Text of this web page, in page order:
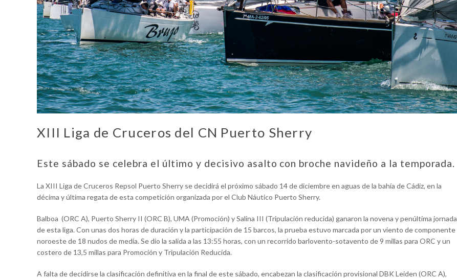
XIII Liga de Cruceros del CN Puerto Sherry
Este sábado se celebra el último y decisivo asalto con broche navideño a la temporada.
La XIII Liga de Cruceros Repsol Puerto Sherry se decidirá el próximo sábado 14 de diciembre en aguas de la bahía de Cádiz, en la
décima y última regata de esta competición organizada por el Club Náutico Puerto Sherry.
Balboa (ORC A), Puerto Sherry II (ORC B), UMA (Promoción) y Salina III (Tripulación reducida) ganaron la novena y penúltima jornada
de esta liga. Con unas dos horas de duración y la participación de 15 barcos, la prueba estuvo marcada por un viento de componente
noroeste de 18 nudos de media. Se dio la salida a las 13:55 horas, con un recorrido barlovento-sotavento de 9 millas para ORC y un
costero de 13,5 millas para Promoción y Tripulación Reducida.
A falta de decidirse la clasificación definitiva en la final de este sábado, encabezan la clasificación provisional DBK Leiden (ORC A),